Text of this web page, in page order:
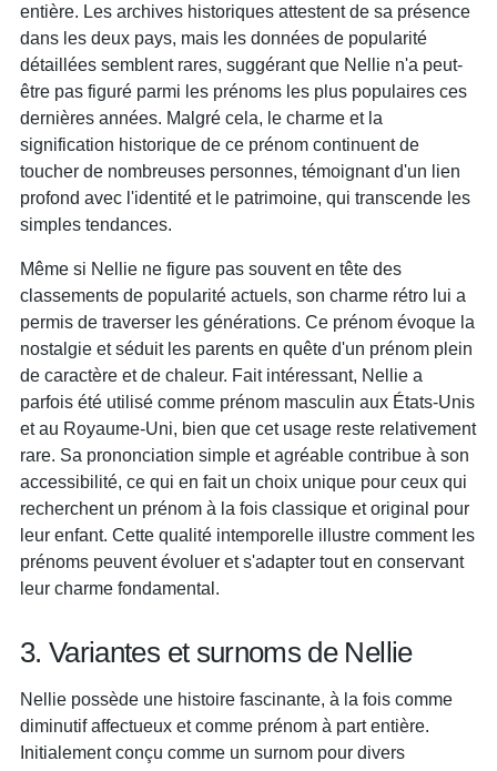
entière. Les archives historiques attestent de sa présence
dans les deux pays, mais les données de popularité
détaillées semblent rares, suggérant que Nellie n'a peut-
être pas figuré parmi les prénoms les plus populaires ces
dernières années. Malgré cela, le charme et la
signification historique de ce prénom continuent de
toucher de nombreuses personnes, témoignant d'un lien
profond avec l'identité et le patrimoine, qui transcende les
simples tendances.
Même si Nellie ne figure pas souvent en tête des
classements de popularité actuels, son charme rétro lui a
permis de traverser les générations. Ce prénom évoque la
nostalgie et séduit les parents en quête d'un prénom plein
de caractère et de chaleur. Fait intéressant, Nellie a
parfois été utilisé comme prénom masculin aux États-Unis
et au Royaume-Uni, bien que cet usage reste relativement
rare. Sa prononciation simple et agréable contribue à son
accessibilité, ce qui en fait un choix unique pour ceux qui
recherchent un prénom à la fois classique et original pour
leur enfant. Cette qualité intemporelle illustre comment les
prénoms peuvent évoluer et s'adapter tout en conservant
leur charme fondamental.
3. Variantes et surnoms de Nellie
Nellie possède une histoire fascinante, à la fois comme
diminutif affectueux et comme prénom à part entière.
Initialement conçu comme un surnom pour divers